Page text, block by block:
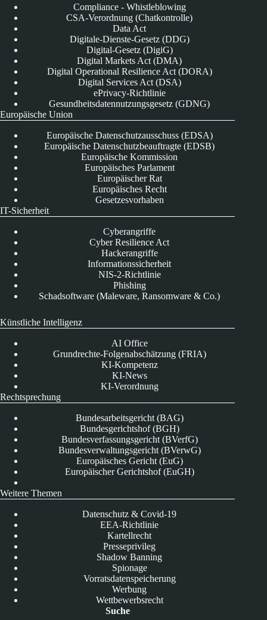
Compliance - Whistleblowing
CSA-Verordnung (Chatkontrolle)
Data Act
Digitale-Dienste-Gesetz (DDG)
Digital-Gesetz (DigiG)
Digital Markets Act (DMA)
Digital Operational Resilience Act (DORA)
Digital Services Act (DSA)
ePrivacy-Richtlinie
Gesundheitsdatennutzungsgesetz (GDNG)
Europäische Union
Europäische Datenschutzausschuss (EDSA)
Europäische Datenschutzbeauftragte (EDSB)
Europäische Kommission
Europäisches Parlament
Europäischer Rat
Europäisches Recht
Gesetzesvorhaben
IT-Sicherheit
Cyberangriffe
Cyber Resilience Act
Hackerangriffe
Informationssicherheit
NIS-2-Richtlinie
Phishing
Schadsoftware (Maleware, Ransomware & Co.)
Künstliche Intelligenz
AI Office
Grundrechte-Folgenabschätzung (FRIA)
KI-Kompetenz
KI-News
KI-Verordnung
Rechtsprechung
Bundesarbeitsgericht (BAG)
Bundesgerichtshof (BGH)
Bundesverfassungsgericht (BVerfG)
Bundesverwaltungsgericht (BVerwG)
Europäisches Gericht (EuG)
Europäischer Gerichtshof (EuGH)
Weitere Themen
Datenschutz & Covid-19
EEA-Richtlinie
Kartellrecht
Presseprivileg
Shadow Banning
Spionage
Vorratsdatenspeicherung
Werbung
Wettbewerbsrecht
Suche